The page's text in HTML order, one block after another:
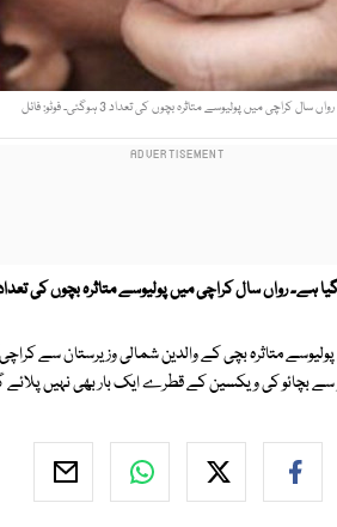
رواں سال کراچی میں پولیوسے متاثرہ بچوں کی تعداد 3 ہوگئی۔ فوٹو: فائل
رواں سال کراچی میں پولیوسے متاثرہ بچوں کی تعداد 3
متاثرہ بچی کے والدین شمالی وزیرستان سے
بچائو کی ویکسین کے قطرے ایک بار بھی نہیں